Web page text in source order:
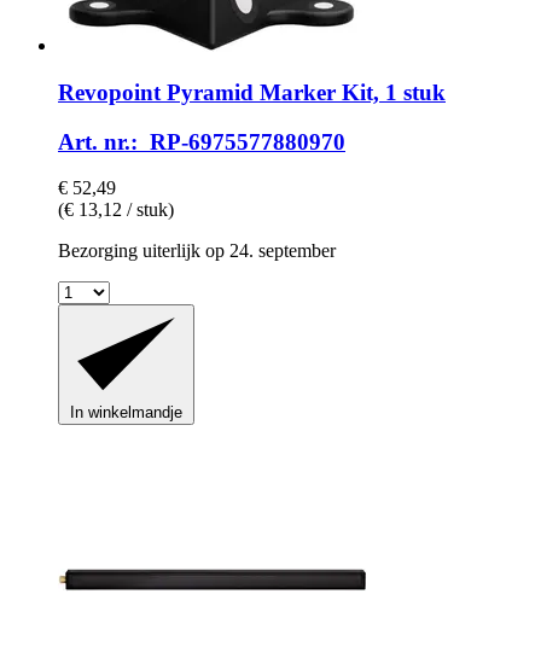
Revopoint Pyramid Marker Kit, 1 stuk
Art. nr.: RP-6975577880970
€ 52,49
(€ 13,12 / stuk)
Bezorging uiterlijk op 24. september
In winkelmandje